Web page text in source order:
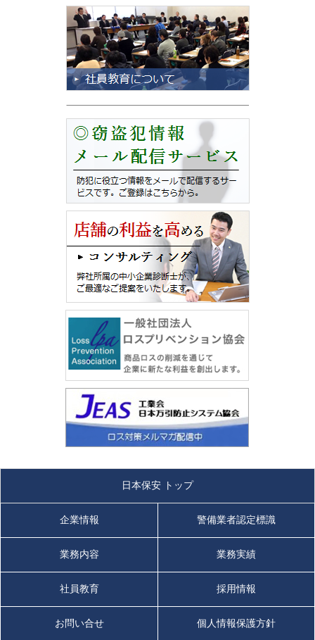
日本保安 トップ
企業情報 警備業者認定標識
業務内容 業務実績
社員教育 採用情報
お問い合せ 個人情報保護方針